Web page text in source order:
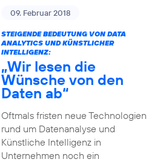
09. Februar 2018
STEIGENDE BEDEUTUNG VON DATA
ANALYTICS UND KÜNSTLICHER
INTELLIGENZ:
„Wir lesen die
Wünsche von den
Daten ab“
Oftmals fristen neue Technologien
rund um Datenanalyse und
Künstliche Intelligenz in
Unternehmen noch ein